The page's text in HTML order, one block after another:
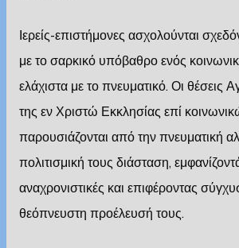
Ιερείς-επιστήμονες ασχολούνται
με το σαρκικό υπόβαθρο ενός
ελάχιστα με το πνευματικό. Οι θέσεις
της εν Χριστώ Εκκλησίας επί
παρουσιάζονται από την πνευματική
πολιτισμική τους διάσταση,
αναχρονιστικές και επιφέροντας
θεόπνευστη προέλευσή τους.